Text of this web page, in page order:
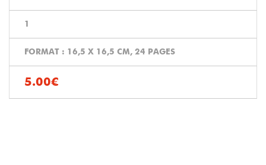
1
FORMAT : 16,5 X 16,5 CM, 24 PAGES
5.00€